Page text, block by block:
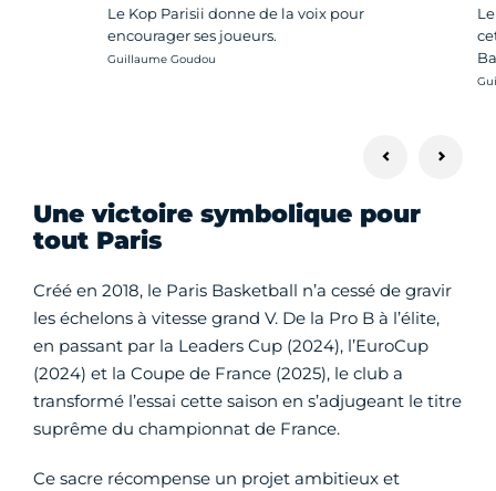
Le Kop Parisii donne de la voix pour
encourager ses joueurs.
Crédit photo :
Guillaume Goudou
Une victoire symbolique pour
tout Paris
Créé en 2018, le Paris Basketball n’a cessé de gravir
les échelons à vitesse grand V. De la Pro B à l’élite,
en passant par la Leaders Cup (2024), l’EuroCup
(2024) et la Coupe de France (2025), le club a
transformé l’essai cette saison en s’adjugeant le titre
suprême du championnat de France.
Ce sacre récompense un projet ambitieux et